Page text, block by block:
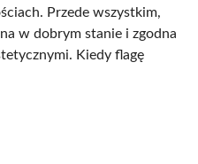
Przede wszystkim,
w dobrym stanie i zgodna
Kiedy flagę